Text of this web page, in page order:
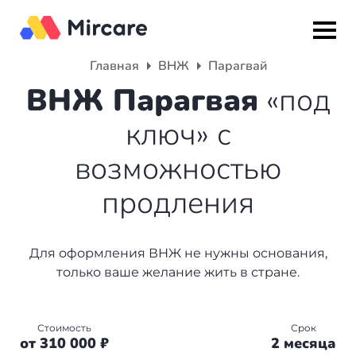
Главная ВНЖ Парагвай
ВНЖ Парагвая «под
ключ» с
возможностью
продления
Для оформления ВНЖ не нужны основания,
только ваше желание жить в стране.
Стоимость
от 310 000 ₽
Срок
2 месяца
Назад
Испания
Румыния
Назад
Великобритания
Словения
Назад
Подбор программы
Партнерская программа
Вакансии
Вебинары